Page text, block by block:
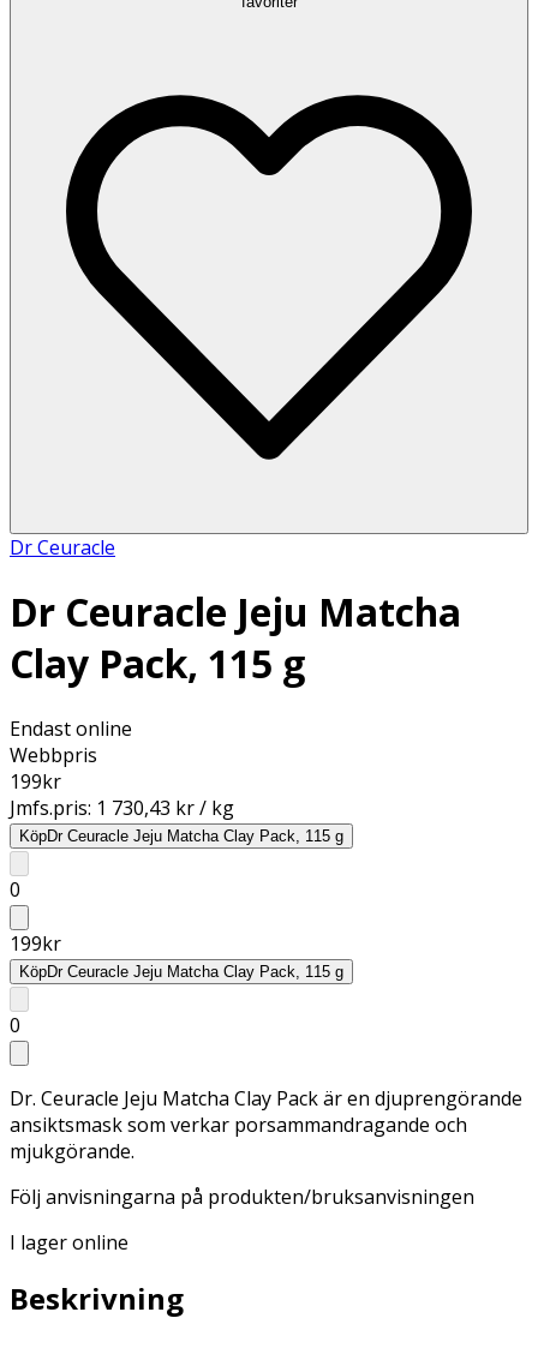
Dr Ceuracle
Dr Ceuracle Jeju Matcha
Clay Pack, 115 g
Endast online
Webbpris
199kr
Jmfs.pris: 1 730,43 kr / kg
KöpDr Ceuracle Jeju Matcha Clay Pack, 115 g
0
199kr
KöpDr Ceuracle Jeju Matcha Clay Pack, 115 g
0
Dr. Ceuracle Jeju Matcha Clay Pack är en djuprengörande
ansiktsmask som verkar porsammandragande och
mjukgörande.
Följ anvisningarna på produkten/bruksanvisningen
I lager online
Beskrivning